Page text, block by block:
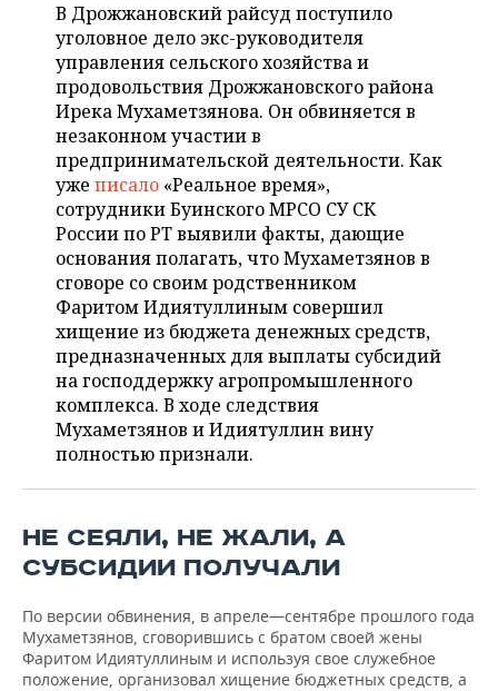
КОМУ ПРИНАДЛЕЖАТ
ТОРГОВЫЕ ЦЕНТРЫ
ТАТАРСТАНА
БЮДЖЕТ
ИНВЕСТИЦИИ
МАШИНОСТРОЕНИЕ
НЕФТЕХИМИЯ
НЕФТЬ
ОПК
ЭНЕРГЕТИКА
НОВОСТИ АВТО
БИЗНЕС
НОВОСТИ БИЗНЕСА
РОЗНИЧНАЯ ТОРГОВЛЯ
ТРАНСПОРТ
УСЛУГИ
ТЕХНОЛОГИИ
НОВОСТИ ТЕХНОЛОГИЙ
МЕДИА
ТЕЛЕКОММУНИКАЦИИ
МЕРОПРИЯТИЯ
НОВОСТИ МЕРОПРИЯТИЙ
ВЫЕЗДНАЯ РЕДАКЦИЯ
БИЗНЕС-БРАНЧИ
ONLINE-КОНФЕРЕНЦИИ
ОТКРЫТАЯ ЛЕКЦИЯ
СПОРТ
НОВОСТИ СПОРТА
ФУТБОЛ
ХОККЕЙ
БАСКЕТБОЛ
ВОЛЕЙБОЛ
КИБЕРСПОРТ
ФИГУРНОЕ КАТАНИЕ
ХОККЕЙ С МЯЧОМ
ОБЩЕСТВО
НОВОСТИ ОБЩЕСТВА
ВЛАСТЬ
ИНФРАСТРУКТУРА
ИСТОРИЯ
КУЛЬТУРА
МЕДИЦИНА
ПРОИСШЕСТВИЯ
ФОТОГАЛЕРЕЯ
СЮЖЕТЫ
СПРАВОЧНИК
СПИСОК ПЕРСОН
СПИСОК КОМПАНИЙ
ПОЛНАЯ ВЕРСИЯ
В Дрожжановский райсуд поступило
уголовное дело экс-руководителя
управления сельского хозяйства и
продовольствия Дрожжановского района
Ирека Мухаметзянова. Он обвиняется в
незаконном участии в
предпринимательской деятельности. Как
уже писало «Реальное время»,
сотрудники Буинского МРСО СУ СК
России по РТ выявили факты, дающие
основания полагать, что Мухаметзянов в
сговоре со своим родственником
Фаритом Идиятуллиным совершил
хищение из бюджета денежных средств,
предназначенных для выплаты субсидий
на господдержку агропромышленного
комплекса. В ходе следствия
Мухаметзянов и Идиятуллин вину
полностью признали.
НЕ СЕЯЛИ, НЕ ЖАЛИ, А
СУБСИДИИ ПОЛУЧАЛИ
По версии обвинения, в апреле—сентябре прошлого года
Мухаметзянов, сговорившись с братом своей жены
Фаритом Идиятуллиным и используя свое служебное
положение, организовал хищение бюджетных средств, а